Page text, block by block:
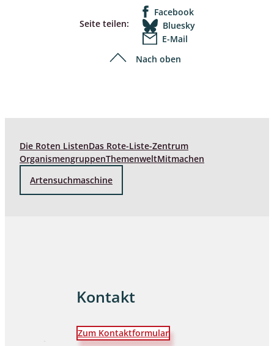
Seite teilen:
Facebook
Bluesky
E-Mail
Nach oben
Die Roten ListenDas Rote-Liste-Zentrum
OrganismengruppenThemenweltMitmachen
Artensuchmaschine
Kontakt
Zum Kontaktformular